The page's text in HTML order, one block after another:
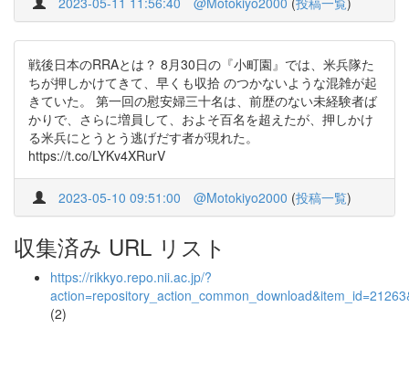
戦後日本のRRAとは？ 8月30日の『小町園』では、米兵隊た
ちが押しかけてきて、早くも収拾 のつかないような混雑が起
きていた。 第一回の慰安婦三十名は、前歴のない未経験者ば
かりで、さらに増員して、およそ百名を超えたが、押しかけ
る米兵にとうとう逃げだす者が現れた。
https://t.co/LYKv4XRurV
2023-05-10 09:51:00 @Motokiyo2000 (投稿一覧)
収集済み URL リスト
https://rikkyo.repo.nii.ac.jp/?
(2)